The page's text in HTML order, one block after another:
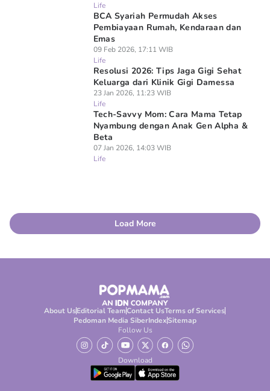
Life
BCA Syariah Permudah Akses
Pembiayaan Rumah, Kendaraan dan
Emas
09 Feb 2026, 17:11 WIB
Life
Resolusi 2026: Tips Jaga Gigi Sehat
Keluarga dari Klinik Gigi Damessa
23 Jan 2026, 11:23 WIB
Life
Tech-Savvy Mom: Cara Mama Tetap
Nyambung dengan Anak Gen Alpha &
Beta
07 Jan 2026, 14:03 WIB
Life
Load More
About UsEditorial TeamContact UsTerms of Services
Pedoman Media SiberIndexSitemap
Follow Us
Download